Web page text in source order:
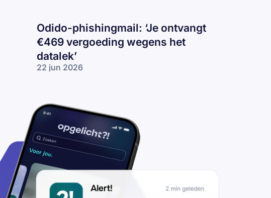
Odido-phishingmail: ‘Je ontvangt
€469 vergoeding wegens het
datalek’
22 jun 2026
€469
vergoeding
wegens het
datalek’